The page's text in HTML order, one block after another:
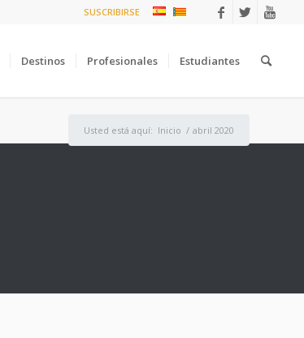
SUSCRIBIRSE
Destinos Profesionales Estudiantes
Usted está aquí: Inicio / abril 2020